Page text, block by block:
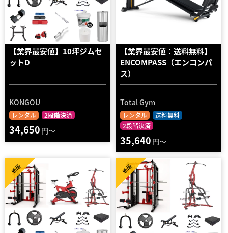
【業界最安値】10坪ジムセ
ットD
KONGOU
レンタル 2段階決済
34,650 円～
【業界最安値：送料無料】
ENCOMPASS（エンコンパ
ス）
Total Gym
レンタル
送料無料
2段階決済
35,640 円～
新品 新品